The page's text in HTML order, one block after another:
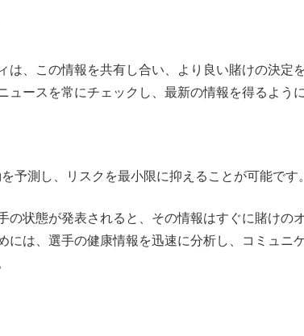
は、この情報を共有し合い、より良い賭けの決定
ュースを常にチェックし、最新の情報を得るように
予測し、リスクを最小限に抑えることが可能です。
の状態が発表されると、その情報はすぐに賭けの
には、選手の健康情報を迅速に分析し、コミュニ